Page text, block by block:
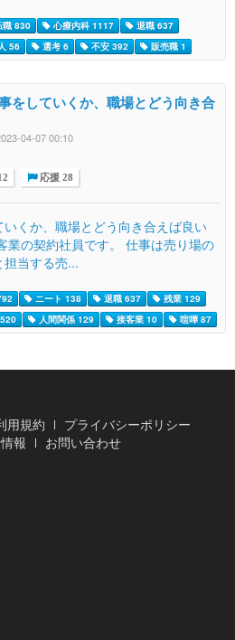
職 830 心療内科 1117
退職 637
56 選考 6 不安 392 販売職 1
をしていくか、職場とどう向き合
04-07 00:10
応援 28
くか、職場とどう向き合えば良い
業の契約社員です。 仕事は売り場の
当する売...
ニート 138 退職 637
残業 129
人間関係 129 接客業 10 喧嘩 87
用規約
プライバシーポリシー
報
お問い合わせ